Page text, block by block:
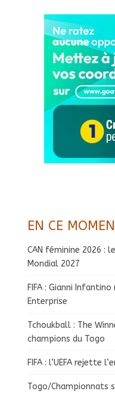
EN CE
CAN féminine 2026 :
Mondial 2027
FIFA : Gianni
Enterprise
Tchoukball : The
champions du Togo
FIFA : l’UEFA rejette
Togo/Championnats